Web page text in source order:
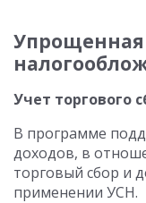
Упрощенная
Учет торгового
В программе
доходов, в
торговый сбор и
применении УСН.